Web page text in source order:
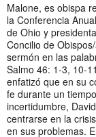
Malone, es obispa
la Conferencia
de Ohio y
Concilio de
sermón en las
Salmo 46: 1-3, 10-
enfatizó que en su
fe durante un
incertidumbre,
centrarse en la
en sus problemas.